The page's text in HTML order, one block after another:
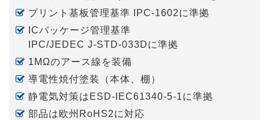
プリント基板管理基準
IPC-1602に準拠
ICパッケージ管理基準
IPC/JEDEC J-STD-033Dに準拠
1MΩのアース線を装備
導電性焼付塗装（本体、棚）
静電気対策は ESD-IEC61340-5-1に準拠
部品は欧州RoHS2に対応